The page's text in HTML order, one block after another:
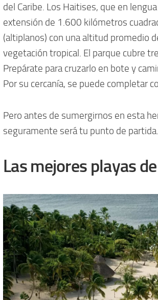
del Caribe. Los Haitises, que en
extensión de 1.600 kilómetros
(altiplanos) con una altitud promedio
vegetación tropical. El parque cubre
Prepárate para cruzarlo en bote y
Por su cercanía, se puede completar
Pero antes de sumergirnos en esta
seguramente será tu punto de partida.
Las mejores playas